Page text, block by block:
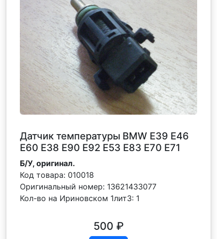
Датчик температуры BMW E39 E46
E60 E38 E90 E92 E53 E83 E70 E71
Б/У, оригинал.
Код товара: 010018
Оригинальный номер: 13621433077
Кол-во на Ириновском 1лит3: 1
500 ₽